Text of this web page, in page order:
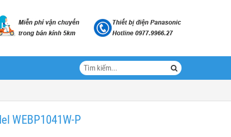
WEBP1041W-P